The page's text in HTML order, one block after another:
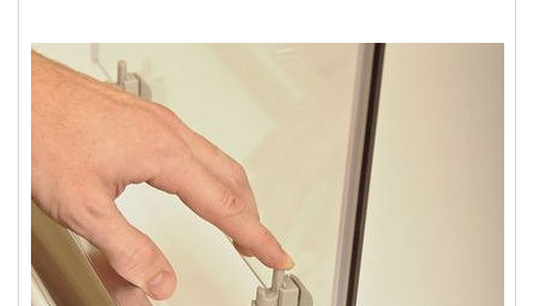
Поддоны для душа
Сиденья OVO для душевых уголков
Полотенцесушители
Гидромассаж для ванны